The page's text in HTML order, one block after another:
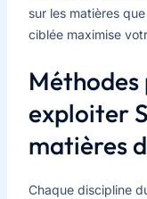
sur les matières
ciblée maximise
exploiter
matières
Chaque discipline